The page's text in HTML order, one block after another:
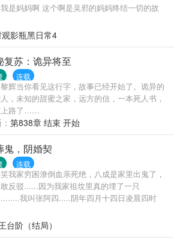
是妈妈啊 这个啊是吴邪的妈妈终结一切的故
极笔记，呵呵 最后会带走小哥吧 第四个世界：
我是黑背老六 主打一个不在服务区，莫挨老
子爱国 第五个世界：我是解雨臣的妈妈，呵呵
雨辰，还多了两个哥哥，一个话多一个话少 第
界：我是黑瞎子的叔叔，呵呵 叔叔带娃，活着
第七个世界：我是张家大厨，呵呵 小哥的厨师养
馨文 第七个世界：我是王胖子的哥哥，呵呵 王
了 第八个世界：上官浅养小哥 第九个世界：我
公 第十个世界：我是张家人，呵呵 第十一个世
白山开山庄 新作品出炉，欢迎大家前往番茄小
我的作品，希望大家能够喜欢，你们的关注是
的动力，我会努力讲好每个故事！
影瓶黑日常4
复苏：诡异将至
连载
辉当你看见这行字，故事已经开始了。诡异的
，未知的甜蜜之家，远方的信，一本死人书，
上路了……
第838章 结束 开始
鬼，阴婚契
连载
我家穷困潦倒血亲死绝，八成是家里出鬼了，
反驳......因为我家祖坟里真的埋了一只
我叫张阿四.....阴年四月十四日凌晨四时
皆为架空世界，绝无映射现世，绝不宣扬传统
）
台阶（结局）